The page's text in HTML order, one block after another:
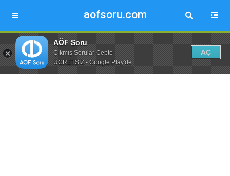
aofsoru.com
AÖF Soru
Çıkmış Sorular Cepte
ÜCRETSİZ - Google Play'de
AÇ